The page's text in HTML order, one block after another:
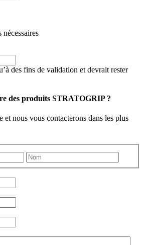
des fins de validation et devrait rester
des produits STRATOGRIP ?
et nous vous contacterons dans les plus
Prénom